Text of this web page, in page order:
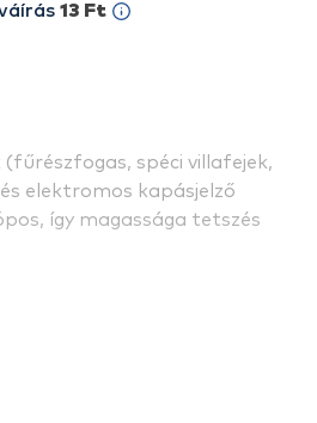
spéci villafejek,
elektromos kapásjelző
így magassága tetszés
13 Ft